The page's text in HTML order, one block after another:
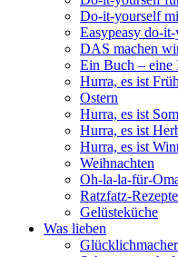
Do-it-yourself
Easypeasy do-
DAS machen
Ein Buch – eine
Hurra, es ist
Ostern
Hurra, es ist
Hurra, es ist
Hurra, es ist
Weihnachten
Oh-la-la-für-
Ratzfatz-Rezepte
Gelüsteküche
Was lieben
Glücklichmacher